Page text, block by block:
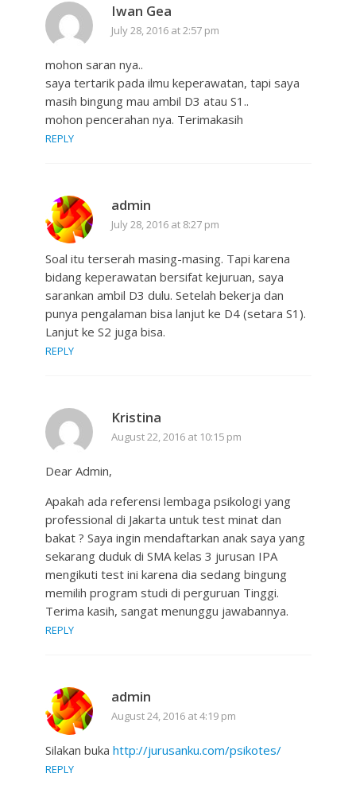
Iwan Gea
July 28, 2016 at 2:57 pm
mohon saran nya..
saya tertarik pada ilmu keperawatan, tapi saya
masih bingung mau ambil D3 atau S1..
mohon pencerahan nya. Terimakasih
REPLY
admin
July 28, 2016 at 8:27 pm
Soal itu terserah masing-masing. Tapi karena
bidang keperawatan bersifat kejuruan, saya
sarankan ambil D3 dulu. Setelah bekerja dan
punya pengalaman bisa lanjut ke D4 (setara S1).
Lanjut ke S2 juga bisa.
REPLY
Kristina
August 22, 2016 at 10:15 pm
Dear Admin,
Apakah ada referensi lembaga psikologi yang
professional di Jakarta untuk test minat dan
bakat ? Saya ingin mendaftarkan anak saya yang
sekarang duduk di SMA kelas 3 jurusan IPA
mengikuti test ini karena dia sedang bingung
memilih program studi di perguruan Tinggi.
Terima kasih, sangat menunggu jawabannya.
REPLY
admin
August 24, 2016 at 4:19 pm
Silakan buka http://jurusanku.com/psikotes/
REPLY